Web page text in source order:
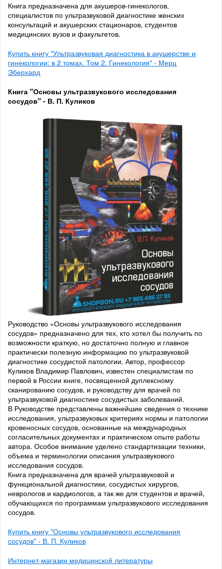
Книга предназначена для акушеров-гинекологов,
специалистов по ультразвуковой диагностике женских
консультаций и акушерских стационаров, студентов
медицинских вузов и факультетов.
Купить книгу "Ультразвуковая диагностика в акушерстве и
гинекологии: в 2 томах. Том 2. Гинекология" - Мерц
Эберхард
Книга "Основы ультразвукового исследования
сосудов" - В. П. Куликов
Руководство «Основы ультразвукового исследования
сосудов» предназначено для тех, кто хотел бы получить по
возможности краткую, но достаточно полную и главное
практически полезную информацию по ультразвуковой
диагностике сосудистой патологии. Автор, профессор
Куликов Владимир Павлович, известен специалистам по
первой в России книге, посвященной дуплексному
сканированию сосудов, и руководству для врачей по
ультразвуковой диагностике сосудистых заболеваний.
В Руководстве представлены важнейшие сведения о технике
исследования, ультразвуковых критериях нормы и патологии
кровеносных сосудов, основанные на международных
согласительных документах и практическом опыте работы
автора. Особое внимание уделено стандартизации техники,
объема и терминологии описания ультразвукового
исследования сосудов.
Книга предназначена для врачей ультразвуковой и
функциональной диагностики, сосудистых хирургов,
неврологов и кардиологов, а так же для студентов и врачей,
обучающихся по программам ультразвукового исследования
сосудов.
Купить книгу "Основы ультразвукового исследования
сосудов" - В. П. Куликов
Интернет-магазин медицинской литературы